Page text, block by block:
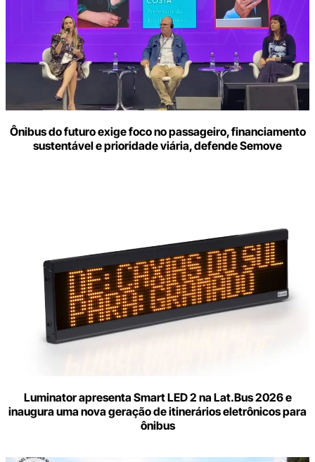
Ônibus do futuro exige foco no passageiro, financiamento
sustentável e prioridade viária, defende Semove
Luminator apresenta Smart LED 2 na Lat.Bus 2026 e
inaugura uma nova geração de itinerários eletrônicos para
ônibus